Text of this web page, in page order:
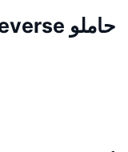
حاملو Carrieverse